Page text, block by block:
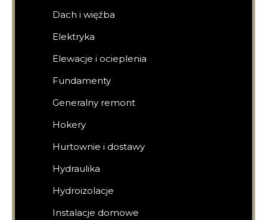
Dach i więźba
Elektryka
Elewacje i ocieplenia
Fundamenty
Generalny remont
Hokery
Hurtownie i dostawy
Hydraulika
Hydroizolacje
Instalacje domowe